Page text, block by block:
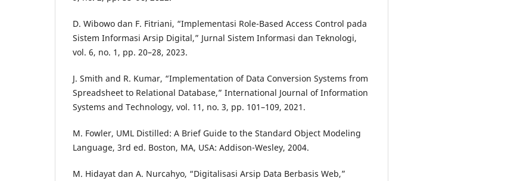
D. Wibowo dan F. Fitriani, “Implementasi Role-Based Access Control pada
Sistem Informasi Arsip Digital,” Jurnal Sistem Informasi dan Teknologi,
vol. 6, no. 1, pp. 20–28, 2023.
J. Smith and R. Kumar, “Implementation of Data Conversion Systems from
Spreadsheet to Relational Database,” International Journal of Information
Systems and Technology, vol. 11, no. 3, pp. 101–109, 2021.
M. Fowler, UML Distilled: A Brief Guide to the Standard Object Modeling
Language, 3rd ed. Boston, MA, USA: Addison-Wesley, 2004.
M. Hidayat dan A. Nurcahyo, “Digitalisasi Arsip Data Berbasis Web,”